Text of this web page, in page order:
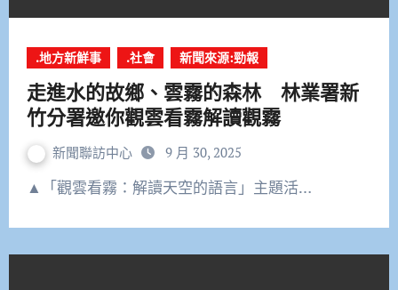
.地方新鮮事 .社會 新聞來源:勁報
走進水的故鄉、雲霧的森林 林業署新
竹分署邀你觀雲看霧解讀觀霧
新聞聯訪中心 9 月 30, 2025
▲「觀雲看霧：解讀天空的語言」主題活…